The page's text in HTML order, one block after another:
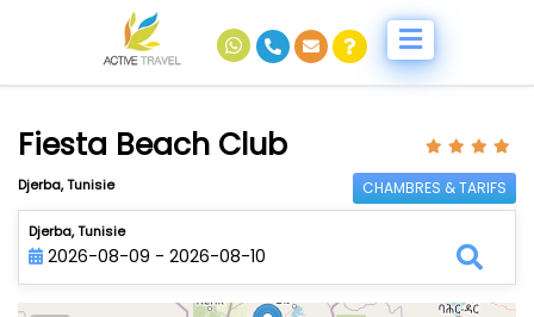
Fiesta Beach Club
Djerba, Tunisie CHAMBRES & TARIFS
Djerba, Tunisie
2026-08-09 - 2026-08-10